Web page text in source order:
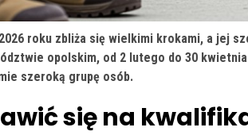
roku zbliża się wielkimi krokami, a jej
opolskim, od 2 lutego do 30
szeroką grupę osób.
się na